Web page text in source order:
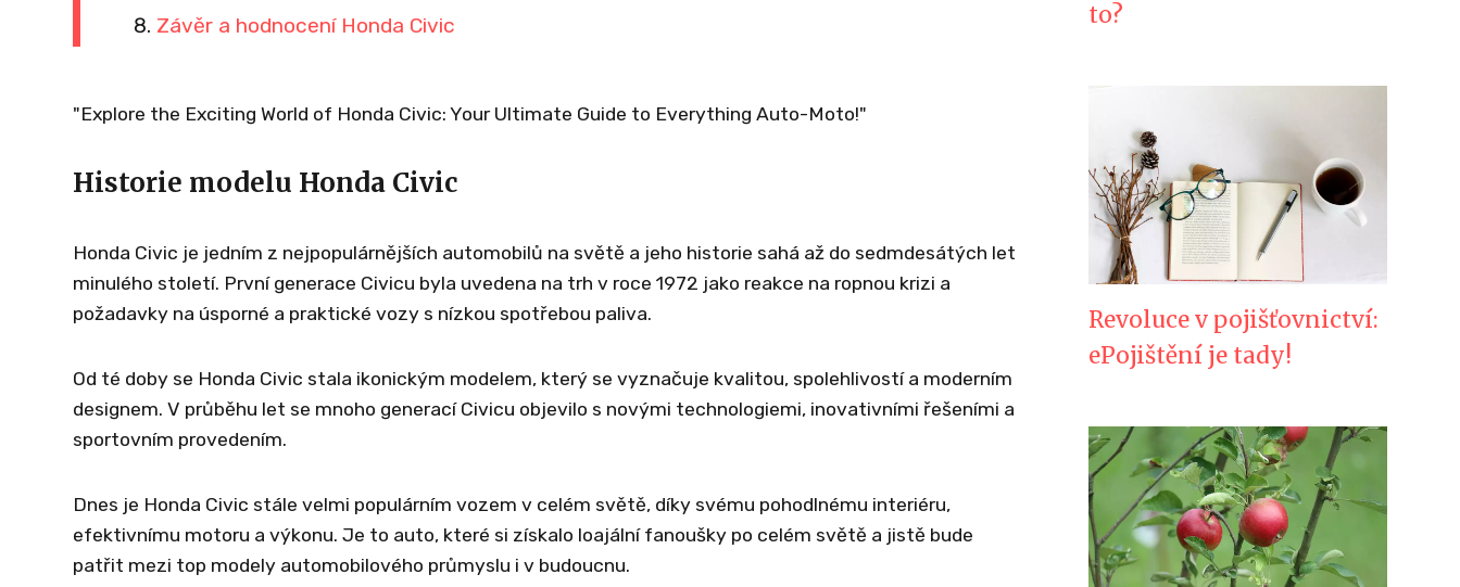
Závěr a hodnocení Honda Civic
"Explore the Exciting World of Honda Civic: Your Ultimate Guide to Everything Auto-Moto!"
Historie modelu Honda Civic
Honda Civic je jedním z nejpopulárnějších automobilů na světě a jeho historie sahá až do sedmdesátých let
minulého století. První generace Civicu byla uvedena na trh v roce 1972 jako reakce na ropnou krizi a
požadavky na úsporné a praktické vozy s nízkou spotřebou paliva.
Od té doby se Honda Civic stala ikonickým modelem, který se vyznačuje kvalitou, spolehlivostí a moderním
designem. V průběhu let se mnoho generací Civicu objevilo s novými technologiemi, inovativními řešeními a
sportovním provedením.
Dnes je Honda Civic stále velmi populárním vozem v celém světě, díky svému pohodlnému interiéru,
efektivnímu motoru a výkonu. Je to auto, které si získalo loajální fanoušky po celém světě a jistě bude
patřit mezi top modely automobilového průmyslu i v budoucnu.
to?
Revoluce v pojišťovnictví:
ePojištění je tady!